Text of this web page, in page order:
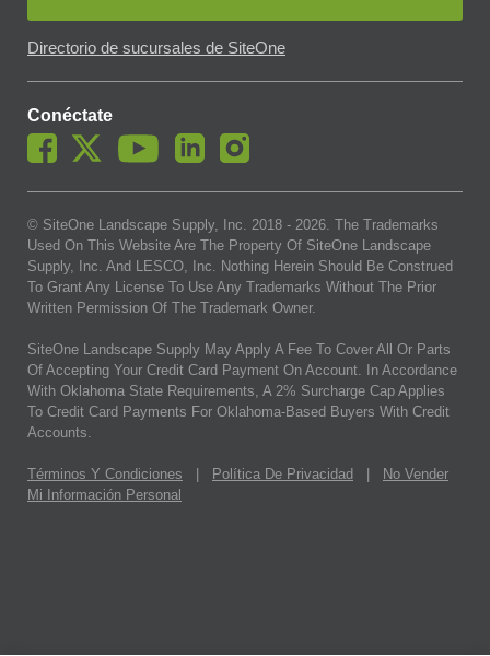
Directorio de sucursales de SiteOne
Conéctate
© SiteOne Landscape Supply, Inc. 2018 - 2026. The Trademarks
Used On This Website Are The Property Of SiteOne Landscape
Supply, Inc. And LESCO, Inc. Nothing Herein Should Be Construed
To Grant Any License To Use Any Trademarks Without The Prior
Written Permission Of The Trademark Owner.
SiteOne Landscape Supply May Apply A Fee To Cover All Or Parts
Of Accepting Your Credit Card Payment On Account. In Accordance
With Oklahoma State Requirements, A 2% Surcharge Cap Applies
To Credit Card Payments For Oklahoma-Based Buyers With Credit
Accounts.
Términos Y Condiciones Política De Privacidad
No Vender
Mi Información Personal